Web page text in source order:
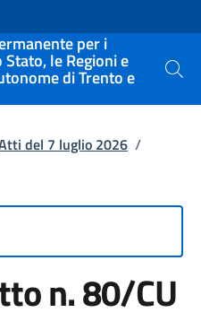
per i
le Regioni e
di Trento e Cerca
del 7 luglio 2026 /
n. 80/CU